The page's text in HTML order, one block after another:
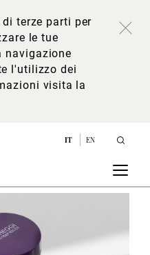
terze parti per
le tue
navigazione
l'utilizzo dei
visita la
IT EN